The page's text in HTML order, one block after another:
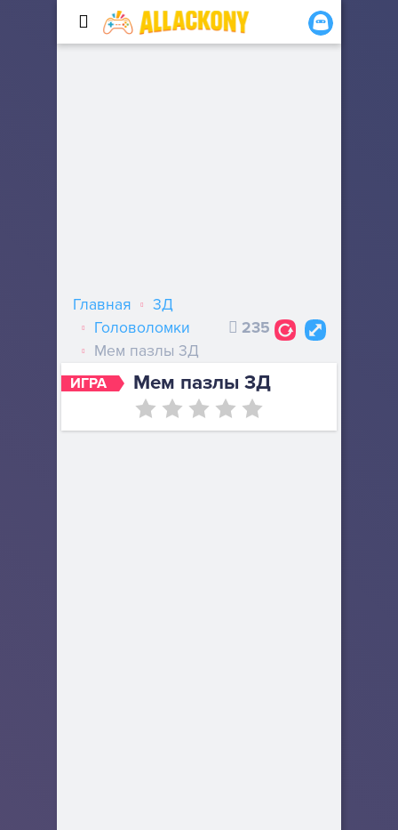
ИГРА Мем пазлы 3Д
Главная
3Д
Головоломки
Мем пазлы 3Д
235